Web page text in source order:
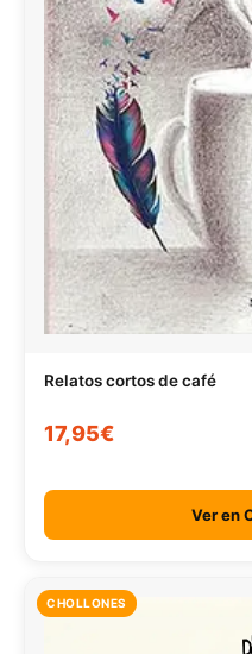
Relatos cortos de café
17,95€
Ver en
CHOLLONES